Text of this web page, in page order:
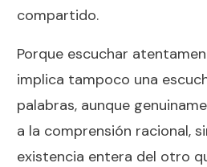
compartido.
Porque escuchar
implica tampoco una
palabras, aunque
a la comprensión racional,
existencia entera del otro